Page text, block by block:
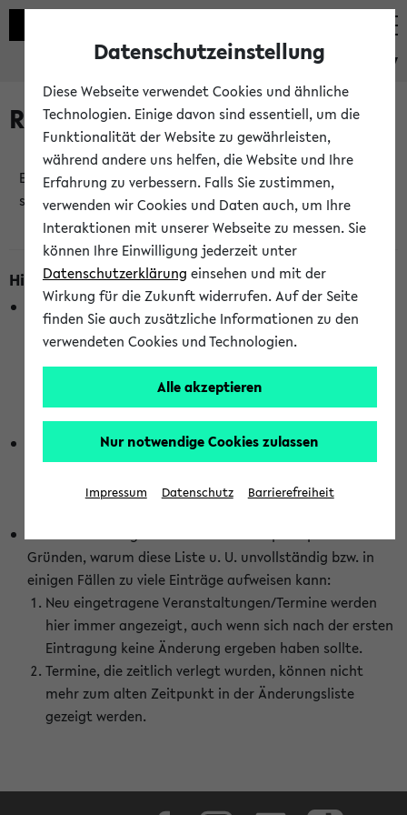
eKVV
Raumänderungen
Es wurden keine Raumänderungen an jetzt
stattfindenden Veranstaltungen gefunden!
Hinweise zur Liste der Raumänderungen
In dieser Liste werden nur Veranstaltungstermine
berücksichtigt, die gerade oder innerhalb der nächsten 2
Stunden stattfinden. Berücksichtigt werden nur Termine,
wurden. Die Anzeige ist semesterübergreifend und nicht
abhängig vom im eKVV gewählten Semester.
Die hier gezeigte Liste von Raumänderungen kann nur
vollständig sein, wenn den Fakultäten von den Lehrenden
die Änderungen zeitnah mitgeteilt und diese Änderungen
Gründen, warum diese Liste u. U. unvollständig bzw. in
einigen Fällen zu viele Einträge aufweisen kann:
Neu eingetragene Veranstaltungen/Termine werden
hier immer angezeigt, auch wenn sich nach der ersten
Eintragung keine Änderung ergeben haben sollte.
Termine, die zeitlich verlegt wurden, können nicht
mehr zum alten Zeitpunkt in der Änderungsliste
gezeigt werden.
Datenschutzeinstellung
Diese Webseite verwendet Cookies und ähnliche
Technologien. Einige davon sind essentiell, um die
Funktionalität der Website zu gewährleisten,
während andere uns helfen, die Website und Ihre
Erfahrung zu verbessern. Falls Sie zustimmen,
verwenden wir Cookies und Daten auch, um Ihre
Interaktionen mit unserer Webseite zu messen. Sie
können Ihre Einwilligung jederzeit unter
Datenschutzerklärung einsehen und mit der
Wirkung für die Zukunft widerrufen. Auf der Seite
finden Sie auch zusätzliche Informationen zu den
verwendeten Cookies und Technologien.
Alle akzeptieren
Nur notwendige Cookies zulassen
Impressum Datenschutz Barrierefreiheit